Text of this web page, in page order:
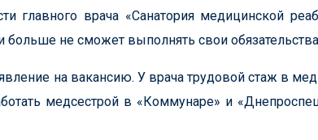
главного врача «Санатория медицинской
больше не сможет выполнять свои
на вакансию. У врача трудовой стаж в
медсестрой в «Коммунаре» и